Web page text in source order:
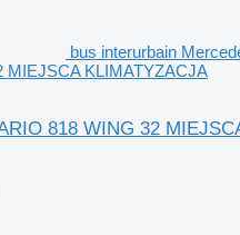
bus interurbain
MIEJSCA KLIMATYZACJA
818 WING 32